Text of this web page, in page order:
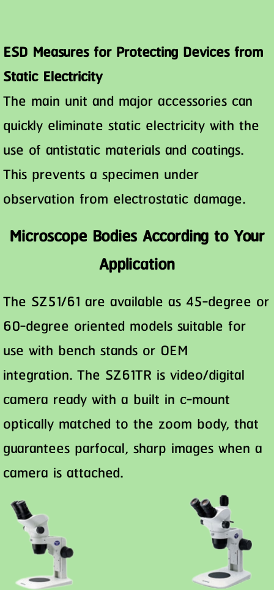
ESD Measures for Protecting Devices from
Static Electricity
The main unit and major accessories can
quickly eliminate static electricity with the
use of antistatic materials and coatings.
This prevents a specimen under
observation from electrostatic damage.
Microscope Bodies According to Your
Application
The SZ51/61 are available as 45-degree or
60-degree oriented models suitable for
use with bench stands or OEM
integration. The SZ61TR is video/digital
camera ready with a built in c-mount
optically matched to the zoom body, that
guarantees parfocal, sharp images when a
camera is attached.